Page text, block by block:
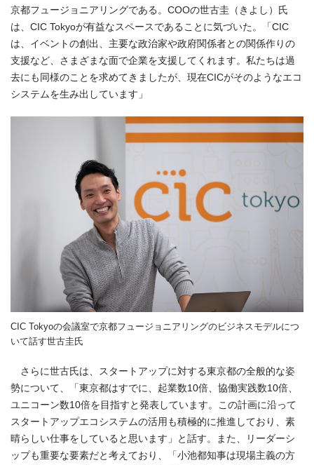
京都フュージョニアリングである。COOの世古圭（きよし）氏
は、CIC Tokyoが有益なスペースであることに気づいた。「CIC
は、イベントの創出、主要な政治家や政府関係者との関係作りの
支援など、さまざまな面で企業を支援してくれます。私たちは過
去にも同様のことを求めてきましたが、現在CICがそのようなエコ
システムを生み出しています」
CIC Tokyoの会議室で京都フュージョニアリングのビジネスモデルにつ
いて話す世古圭氏
さらに世古氏は、スタートアップに対する東京都の全般的な姿
勢について、「東京都はすでに、起業数10倍、協働実践数10倍、
ユニコーン数10倍を目指すと発表しています。この計画に沿って
スタートアップエコシステムの活用も積極的に推進しており、素
晴らしい仕事をしていると思います」と話す。また、リーダーシ
ップも重要な要素だと考えており、「小池都知事は現場主義の方